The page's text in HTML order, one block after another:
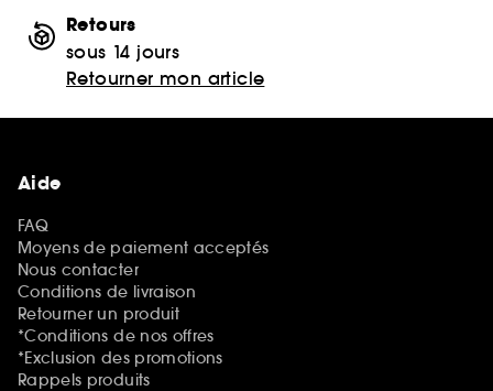
Retours
sous 14 jours
Retourner mon article
Aide
FAQ
Moyens de paiement acceptés
Nous contacter
Conditions de livraison
Retourner un produit
*Conditions de nos offres
*Exclusion des promotions
Rappels produits